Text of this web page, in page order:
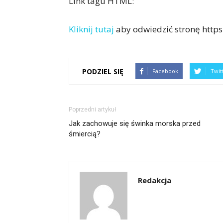
Kliknij tutaj aby odwiedzić stronę
PODZIEL SIĘ Facebook
Poprzedni artykuł
Jak zachowuje się świnka morska przed
śmiercią?
Redakcja